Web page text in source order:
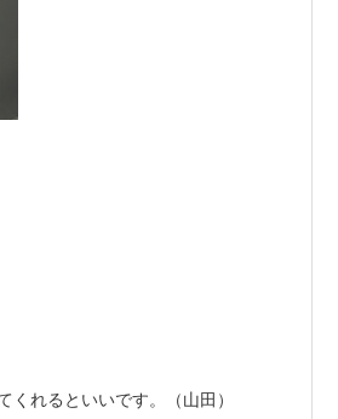
れるといいです。（山田）